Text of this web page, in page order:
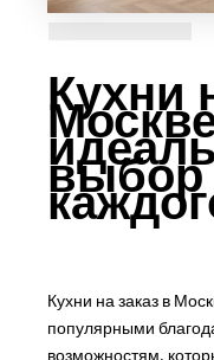
Кухни
выбор
Кухни на заказ в
популярными
возможностям,